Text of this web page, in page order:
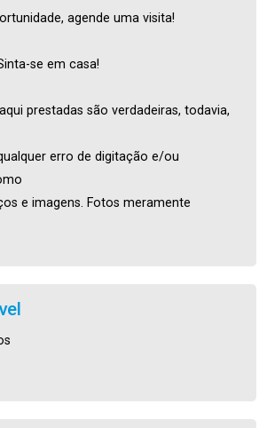
agende uma visita!
se em casa!
prestadas são verdadeiras, todavia,
erro de digitação e/ou
e imagens. Fotos meramente